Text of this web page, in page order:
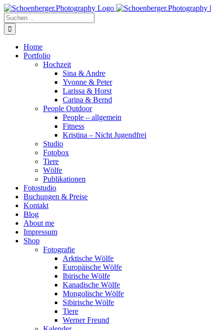
Skip
to
content
Suche
nach:
Home
Portfolio
Hochzeit
Sina & Andre
Yvonne & Peter
Larissa & Horst
Carina & Bernd
People Outdoor
People – allgemein
Fitness
Kristina – Nicht Jugendfrei
Studio
Fotobox
Tiere
Wölfe
Publikationen
Fotostudio
Buchungen & Preise
Kontakt
Blog
About me
Impressum
Shop
Fotografie
Arktische Wölfe
Europäische Wölfe
Ibirische Wölfe
Kanadische Wölfe
Mongolische Wölfe
Sibirische Wölfe
Tiere
Werner Freund